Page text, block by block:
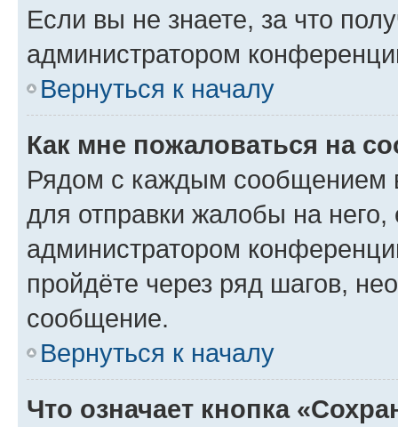
Если вы не знаете, за что
администратором
Вернуться к началу
Как мне пожаловаться на
Рядом с каждым сообщением
для отправки жалобы на
администратором
пройдёте через ряд шагов,
сообщение.
Вернуться к началу
Что означает кнопка